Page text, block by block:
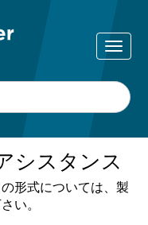
シスタンス
形式については、製
い。